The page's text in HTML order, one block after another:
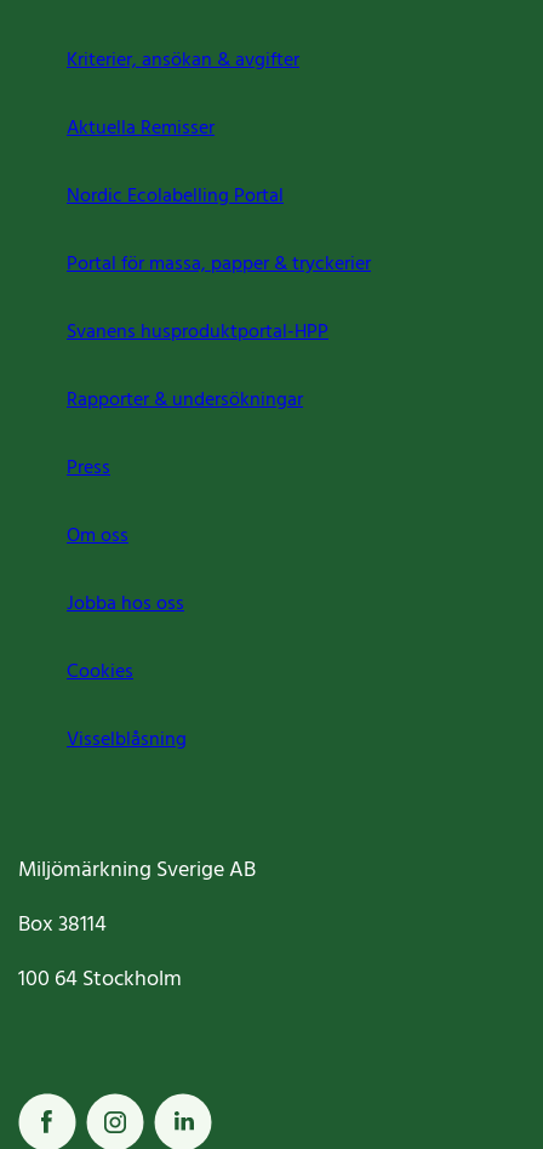
Kriterier, ansökan & avgifter
Aktuella Remisser
Nordic Ecolabelling Portal
Portal för massa, papper & tryckerier
Svanens husproduktportal-HPP
Rapporter & undersökningar
Press
Om oss
Jobba hos oss
Cookies
Visselblåsning
Miljömärkning Sverige AB
Box38114
100 64Stockholm